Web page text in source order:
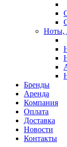
Ноты,
Бренды
Аренда
Компания
Оплата
Доставка
Новости
Контакты